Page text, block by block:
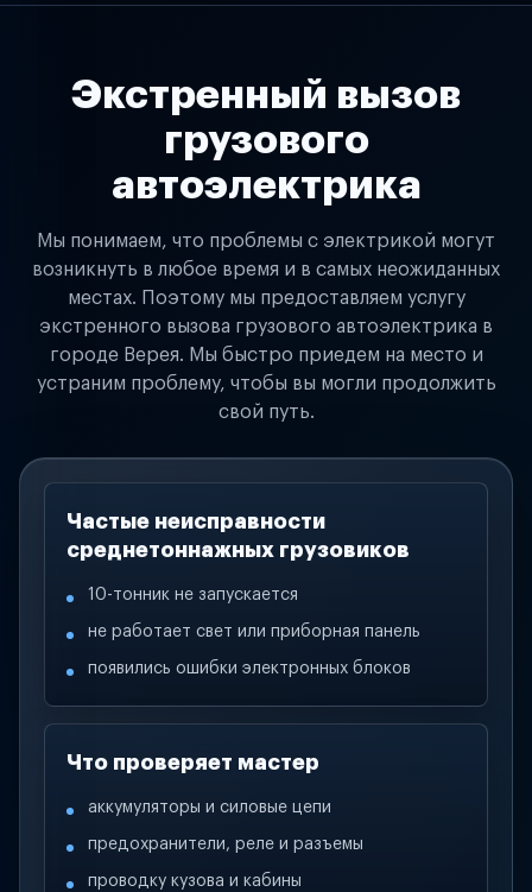
Экстренный вызов
грузового
автоэлектрика
Мы понимаем, что проблемы с электрикой могут
возникнуть в любое время и в самых неожиданных
местах. Поэтому мы предоставляем услугу
экстренного вызова грузового автоэлектрика в
городе Верея. Мы быстро приедем на место и
устраним проблему, чтобы вы могли продолжить
свой путь.
Частые неисправности
среднетоннажных грузовиков
10-тонник не запускается
не работает свет или приборная панель
появились ошибки электронных блоков
Что проверяет мастер
аккумуляторы и силовые цепи
предохранители, реле и разъемы
проводку кузова и кабины